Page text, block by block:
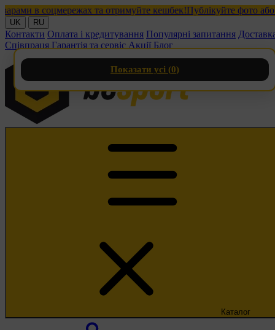
в соцмережах та отримуйте кешбек!Публікуйте фото або
UK RU
Контакти Оплата і кредитування Популярні запитання
Співпраця Гарантія та сервіс Акції Блог
Каталог
Показати усі (0)